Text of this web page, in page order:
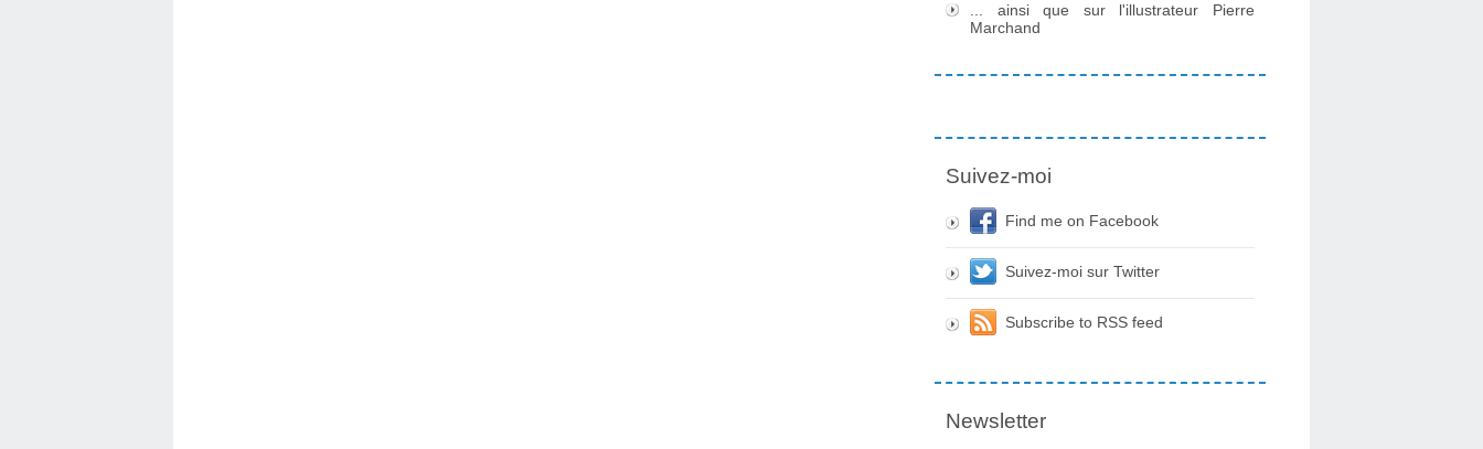
... ainsi que sur l'illustrateur Pierre
Marchand
Suivez-moi
Find me on Facebook
Suivez-moi sur Twitter
Subscribe to RSS feed
Newsletter